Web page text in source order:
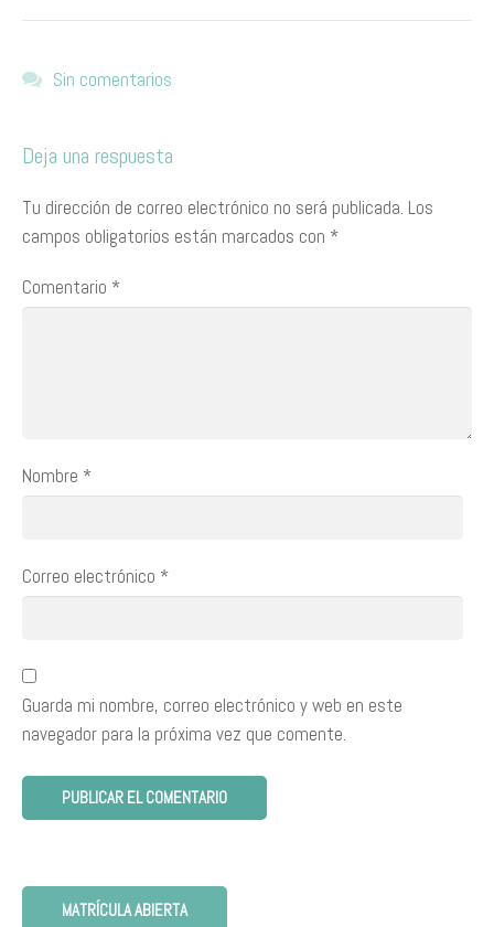
Sin comentarios
Deja una respuesta
Tu dirección de correo electrónico no será publicada. Los
campos obligatorios están marcados con *
Comentario *
Nombre *
Correo electrónico *
Guarda mi nombre, correo electrónico y web en este
navegador para la próxima vez que comente.
MATRÍCULA ABIERTA